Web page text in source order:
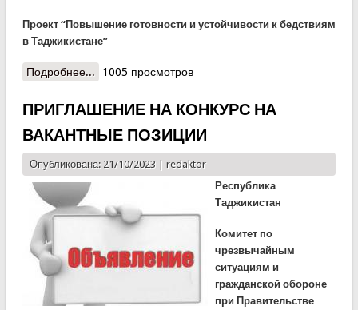
Проект “Повышение готовности и устойчивости к бедствиям
в Таджикистане”
Подробнее... о ЗАПРОС ВЫРАЖЕНИЯ
КОНСУЛЬТАЦИОННЫЕ УСЛУГИ (Отбор фирм)
1005 просмотров
ПРИГЛАШЕНИЕ НА КОНКУРС НА
ВАКАНТНЫЕ ПОЗИЦИИ
Опубликована: 21/10/2023 | redaktor
Республика
Таджикистан
Комитет по
чрезвычайным
ситуациям и
гражданской обороне
при Правительстве